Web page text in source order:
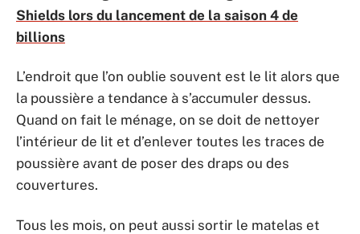
Shields lors du lancement de la saison 4 de
billions
L’endroit que l’on oublie souvent est le lit alors que
la poussière a tendance à s’accumuler dessus.
Quand on fait le ménage, on se doit de nettoyer
l’intérieur de lit et d’enlever toutes les traces de
poussière avant de poser des draps ou des
couvertures.
Tous les mois, on peut aussi sortir le matelas et